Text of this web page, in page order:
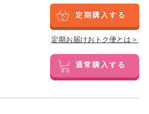
定期購入する
定期お届けおトク便とは＞
通常購入する